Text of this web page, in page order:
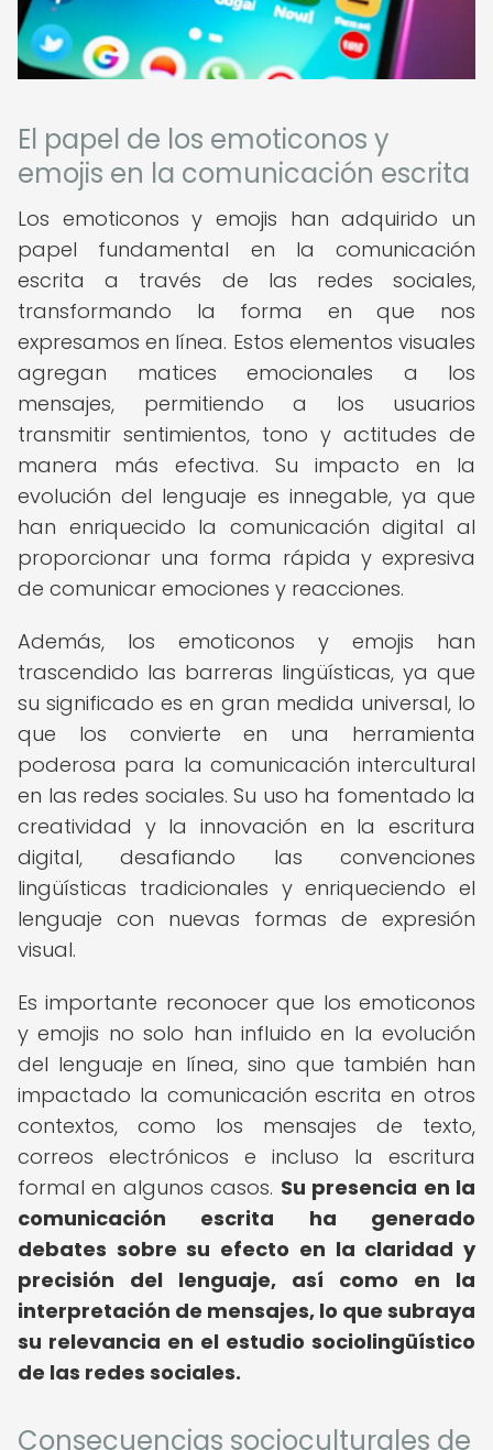
El papel de los emoticonos y
emojis en la comunicación escrita
Los emoticonos y emojis han adquirido un
papel fundamental en la comunicación
escrita a través de las redes sociales,
transformando la forma en que nos
expresamos en línea. Estos elementos visuales
agregan matices emocionales a los
mensajes, permitiendo a los usuarios
transmitir sentimientos, tono y actitudes de
manera más efectiva. Su impacto en la
evolución del lenguaje es innegable, ya que
han enriquecido la comunicación digital al
proporcionar una forma rápida y expresiva
de comunicar emociones y reacciones.
Además, los emoticonos y emojis han
trascendido las barreras lingüísticas, ya que
su significado es en gran medida universal, lo
que los convierte en una herramienta
poderosa para la comunicación intercultural
en las redes sociales. Su uso ha fomentado la
creatividad y la innovación en la escritura
digital, desafiando las convenciones
lingüísticas tradicionales y enriqueciendo el
lenguaje con nuevas formas de expresión
visual.
Es importante reconocer que los emoticonos
y emojis no solo han influido en la evolución
del lenguaje en línea, sino que también han
impactado la comunicación escrita en otros
contextos, como los mensajes de texto,
correos electrónicos e incluso la escritura
formal en algunos casos. Su presencia en la
comunicación escrita ha generado
debates sobre su efecto en la claridad y
precisión del lenguaje, así como en la
interpretación de mensajes, lo que subraya
su relevancia en el estudio sociolingüístico
de las redes sociales.
Consecuencias socioculturales de